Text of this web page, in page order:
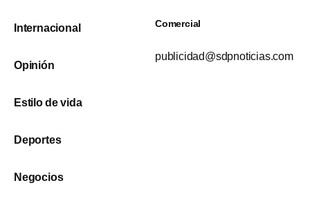
Internacional
Opinión
Estilo de vida
Deportes
Negocios
Comercial
publicidad@sdpnoticias.com